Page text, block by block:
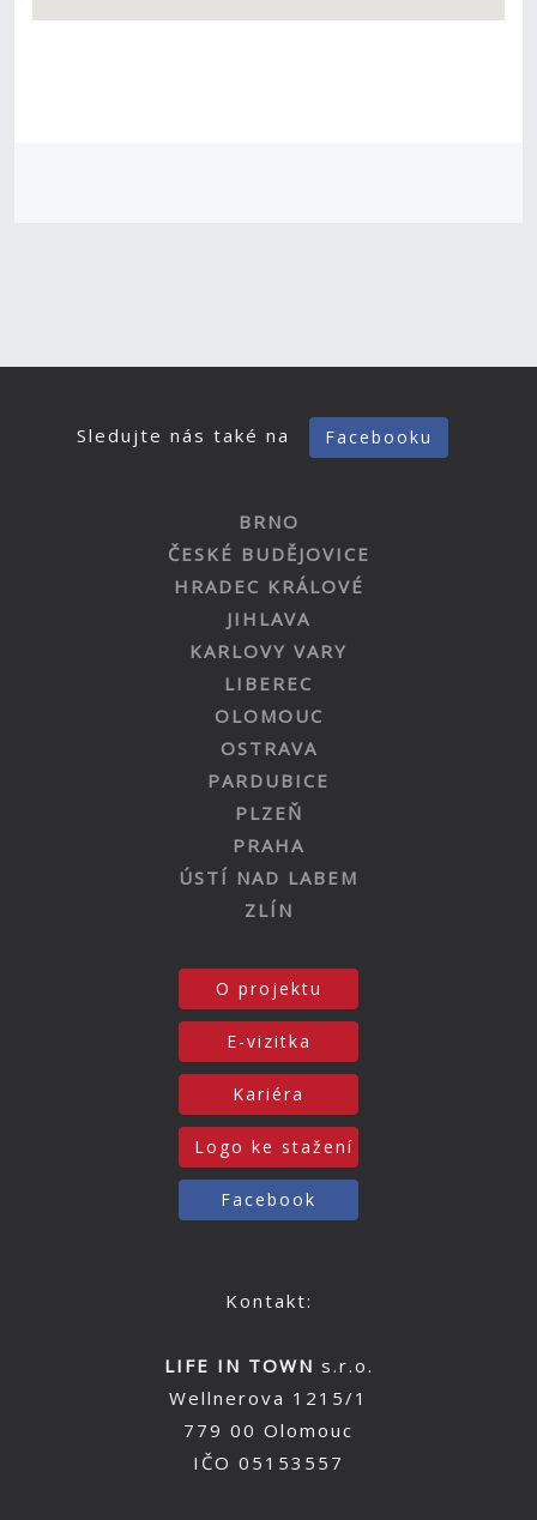
Sledujte nás také na Facebooku
BRNO
ČESKÉ BUDĚJOVICE
HRADEC KRÁLOVÉ
JIHLAVA
KARLOVY VARY
LIBEREC
OLOMOUC
OSTRAVA
PARDUBICE
PLZEŇ
PRAHA
ÚSTÍ NAD LABEM
ZLÍN
O projektu
E-vizitka
Kariéra
Logo ke stažení
Facebook
Kontakt:
LIFE IN TOWN s.r.o.
Wellnerova 1215/1
779 00 Olomouc
IČO 05153557